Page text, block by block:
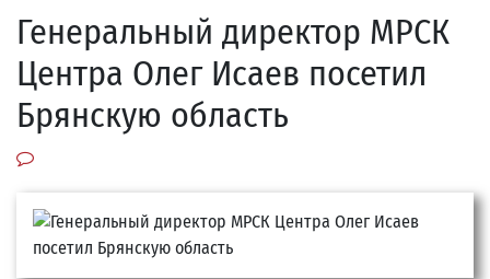
Генеральный директор МРСК
Центра Олег Исаев посетил
Брянскую область